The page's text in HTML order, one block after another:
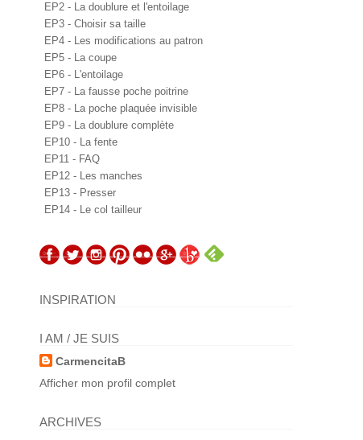
EP2 - La doublure et l'entoilage
EP3 - Choisir sa taille
EP4 - Les modifications au patron
EP5 - La coupe
EP6 - L'entoilage
EP7 - La fausse poche poitrine
EP8 - La poche plaquée invisible
EP9 - La doublure complète
EP10 - La fente
EP11 - FAQ
EP12 - Les manches
EP13 - Presser
EP14 - Le col tailleur
INSPIRATION
I AM / JE SUIS
CarmencitaB
Afficher mon profil complet
ARCHIVES